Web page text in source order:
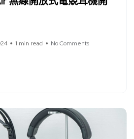
1 min read No Comments